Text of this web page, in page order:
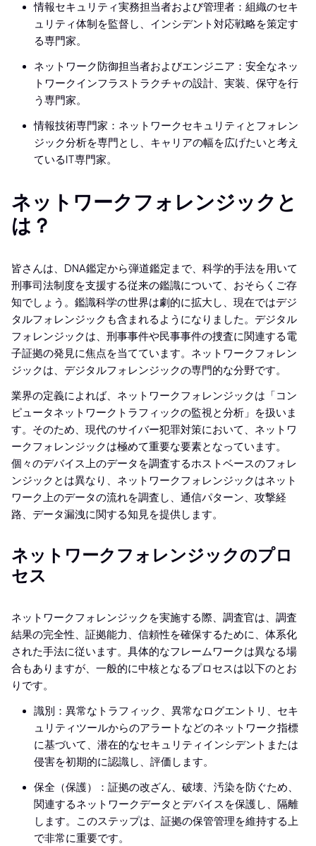
情報セキュリティ実務担当者および管理者：組織のセキ
ュリティ体制を監督し、インシデント対応戦略を策定す
る専門家。
ネットワーク防御担当者およびエンジニア：安全なネッ
トワークインフラストラクチャの設計、実装、保守を行
う専門家。
情報技術専門家：ネットワークセキュリティとフォレン
ジック分析を専門とし、キャリアの幅を広げたいと考え
ているIT専門家。
ネットワークフォレンジックと
は？
皆さんは、DNA鑑定から弾道鑑定まで、科学的手法を用いて
刑事司法制度を支援する従来の鑑識について、おそらくご存
知でしょう。鑑識科学の世界は劇的に拡大し、現在ではデジ
タルフォレンジックも含まれるようになりました。デジタル
フォレンジックは、刑事事件や民事事件の捜査に関連する電
子証拠の発見に焦点を当てています。ネットワークフォレン
ジックは、デジタルフォレンジックの専門的な分野です。
業界の定義によれば、ネットワークフォレンジックは「コン
ピュータネットワークトラフィックの監視と分析」を扱いま
す。そのため、現代のサイバー犯罪対策において、ネットワ
ークフォレンジックは極めて重要な要素となっています。
個々のデバイス上のデータを調査するホストベースのフォレ
ンジックとは異なり、ネットワークフォレンジックはネット
ワーク上のデータの流れを調査し、通信パターン、攻撃経
路、データ漏洩に関する知見を提供します。
ネットワークフォレンジックのプロ
セス
ネットワークフォレンジックを実施する際、調査官は、調査
結果の完全性、証拠能力、信頼性を確保するために、体系化
された手法に従います。具体的なフレームワークは異なる場
合もありますが、一般的に中核となるプロセスは以下のとお
りです。
識別：異常なトラフィック、異常なログエントリ、セキ
ュリティツールからのアラートなどのネットワーク指標
に基づいて、潜在的なセキュリティインシデントまたは
侵害を初期的に認識し、評価します。
保全（保護）：証拠の改ざん、破壊、汚染を防ぐため、
関連するネットワークデータとデバイスを保護し、隔離
します。このステップは、証拠の保管管理を維持する上
で非常に重要です。